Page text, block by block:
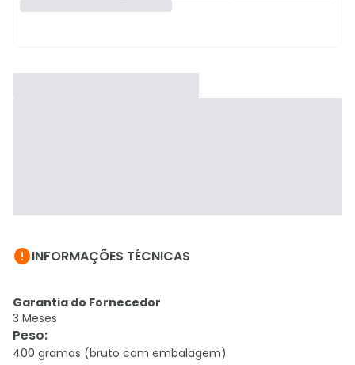
INFORMAÇÕES TÉCNICAS
Garantia do Fornecedor
3 Meses
Peso:
400 gramas (bruto com embalagem)